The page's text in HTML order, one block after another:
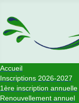
Accueil
Inscriptions 2026-2027
1ère inscription annuelle
Renouvellement annuel